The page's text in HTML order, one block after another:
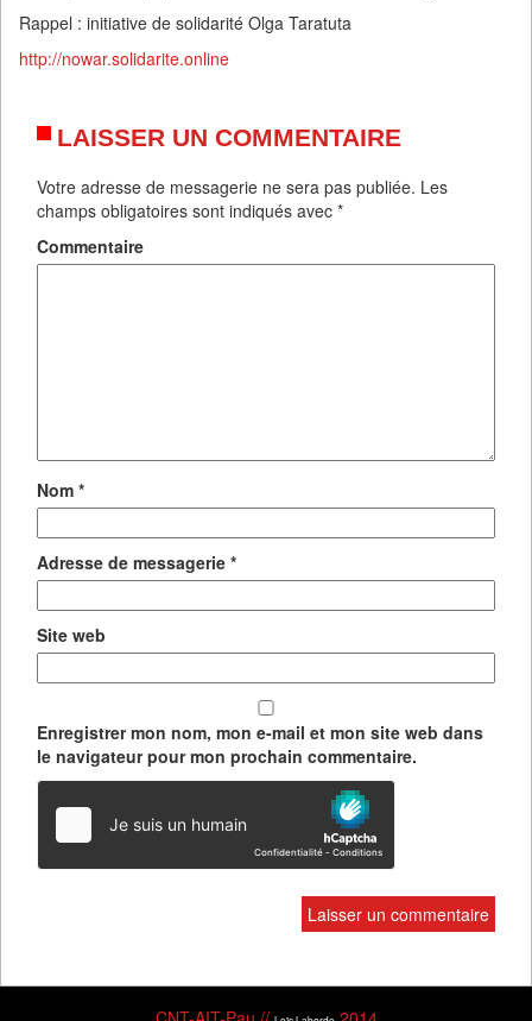
Rappel : initiative de solidarité Olga Taratuta
http://nowar.solidarite.online
LAISSER UN COMMENTAIRE
Votre adresse de messagerie ne sera pas publiée. Les
champs obligatoires sont indiqués avec *
Commentaire
Nom *
Adresse de messagerie *
Site web
Enregistrer mon nom, mon e-mail et mon site web dans
le navigateur pour mon prochain commentaire.